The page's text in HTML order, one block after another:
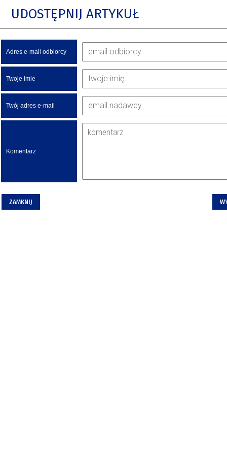
UDOSTĘPNIJ ARTYKUŁ
Adres e-mail odbiorcy
Twoje imie
Twój adres e-mail
Komentarz